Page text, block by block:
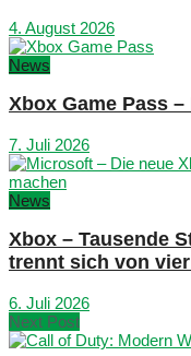
4. August 2026
News
Xbox Game Pass
7. Juli 2026
News
Xbox – Tausende
trennt sich von
6. Juli 2026
Next Post